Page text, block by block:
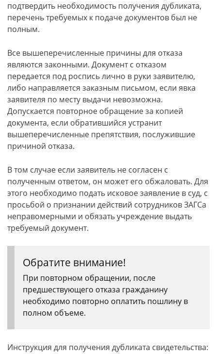
подтвердить необходимость получения дубликата,
перечень требуемых к подаче документов был не
полным.
Все вышеперечисленные причины для отказа
являются законными. Документ с отказом
передается под роспись лично в руки заявителю,
либо направляется заказным письмом, если явка
заявителя по месту выдачи невозможна.
Допускается повторное обращение за копией
документа, если обратившийся устранит
вышеперечисленные препятствия, послужившие
причиной отказа.
В том случае если заявитель не согласен с
полученным ответом, он может его обжаловать. Для
этого необходимо подать исковое заявление в суд, с
просьбой о признании действий сотрудников ЗАГСа
неправомерными и обязать учреждение выдать
требуемый документ.
Обратите внимание!
При повторном обращении, после
предшествующего отказа гражданину
необходимо повторно оплатить пошлину в
полном объеме.
Инструкция для получения дубликата свидетельства: